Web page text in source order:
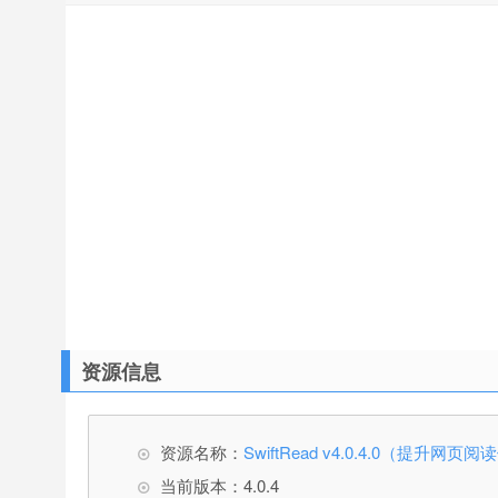
资源信息
资源名称： SwiftRead v4.0.4.0（提升网页阅读
当前版本：4.0.4